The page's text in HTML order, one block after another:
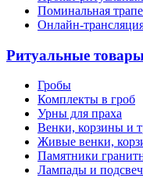
Поминальная
Онлайн-
Ритуальные
Гробы
Комплекты в гроб
Урны для праха
Венки, корзины и
Живые венки,
Памятники
Лампады и